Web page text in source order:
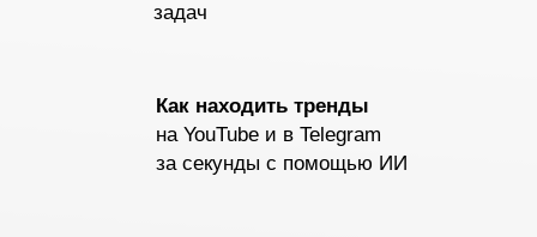
задач
Как находить тренды
на YouTube и в Telegram
за секунды с помощью ИИ